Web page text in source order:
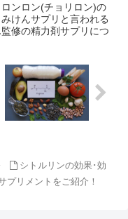
ンロン(チョリロン)の
けんサプリと言われる
修の精力剤サプリにつ
シトルリンの効果･効
プリメントをご紹介！